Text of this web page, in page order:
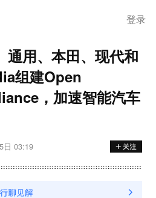
登录
用、本田、现代和
组建Open
，加速智能汽车
日 03:19